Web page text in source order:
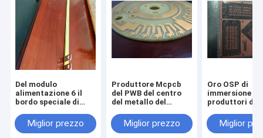
Del modulo
alimentazione 6 il
bordo speciale di
strato 4oz può
personalizzazione
Miglior prezzo
Produttore Mcpcb
del PWB del centro
del metallo del
di energia solare del
modulo del bordo
Miglior prezzo
Oro OSP di
immersione
produttori del
del PWB della
di energia
Miglior